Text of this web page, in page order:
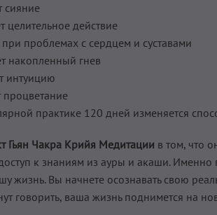
сияние
целительное действие
проблемах с сердцем и суставами
накопленный гнев
интуицию
практике 120 дней изменяется
Гьян Чакра Крийя Медитации в том, что
к знаниям из ауры и акаши.
жизнь. Вы начнете осознавать свою
говорить, ваша жизнь поднимется на